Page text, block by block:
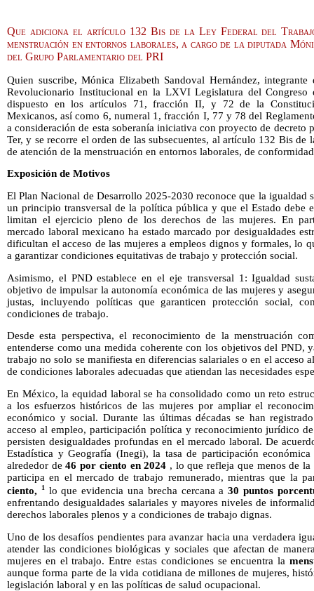
Que adiciona el artículo 132 Bis de la Ley Federal del
menstruación en entornos laborales, a cargo de la diputada
del Grupo Parlamentario del PRI
Quien suscribe, Mónica Elizabeth Sandoval Hernández,
Revolucionario Institucional en la LXVI Legislatura del
dispuesto en los artículos 71, fracción II, y 72 de la
Mexicanos, así como 6, numeral 1, fracción I, 77 y 78 del
a consideración de esta soberanía iniciativa con proyecto de
Ter, y se recorre el orden de las subsecuentes, al artículo 132 Bis de
de atención de la menstruación en entornos laborales, de
Exposición de Motivos
El Plan Nacional de Desarrollo 2025-2030 reconoce que la igualdad
un principio transversal de la política pública y que el Estado debe
limitan el ejercicio pleno de los derechos de las mujeres. En
mercado laboral mexicano ha estado marcado por desigualdades
dificultan el acceso de las mujeres a empleos dignos y formales, lo
a garantizar condiciones equitativas de trabajo y protección social.
Asimismo, el PND establece en el eje transversal 1: Igualdad
objetivo de impulsar la autonomía económica de las mujeres y
justas, incluyendo políticas que garanticen protección social,
condiciones de trabajo.
Desde esta perspectiva, el reconocimiento de la menstruación
entenderse como una medida coherente con los objetivos del PND,
trabajo no solo se manifiesta en diferencias salariales o en el acceso
de condiciones laborales adecuadas que atiendan las necesidades
En México, la equidad laboral se ha consolidado como un reto
a los esfuerzos históricos de las mujeres por ampliar el
económico y social. Durante las últimas décadas se han
acceso al empleo, participación política y reconocimiento jurídico
persisten desigualdades profundas en el mercado laboral. De
Estadística y Geografía (Inegi), la tasa de participación
alrededor de46 por ciento en 2024 , lo que refleja que menos de
participa en el mercado de trabajo remunerado, mientras que la
ciento,
1lo que evidencia una brecha cercana a30 puntos
enfrentando desigualdades salariales y mayores niveles de
derechos laborales plenos y a condiciones de trabajo dignas.
Uno de los desafíos pendientes para avanzar hacia una verdadera
atender las condiciones biológicas y sociales que afectan de
mujeres en el trabajo. Entre estas condiciones se encuentra la
aunque forma parte de la vida cotidiana de millones de mujeres,
legislación laboral y en las políticas de salud ocupacional.